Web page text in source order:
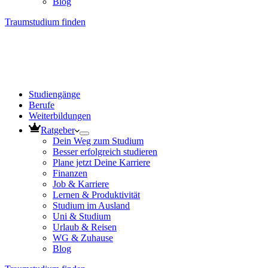
Traumstudium finden
Studiengänge
Berufe
Weiterbildungen
Ratgeber
Dein Weg zum Studium
Besser erfolgreich studieren
Plane jetzt Deine Karriere
Finanzen
Job & Karriere
Lernen & Produktivität
Studium im Ausland
Uni & Studium
Urlaub & Reisen
WG & Zuhause
Blog